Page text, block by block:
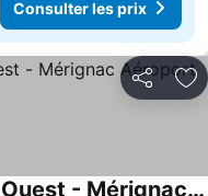
Consulter les prix
Partager
Premiere Classe Bordeaux Ouest - Mérignac Aéroport